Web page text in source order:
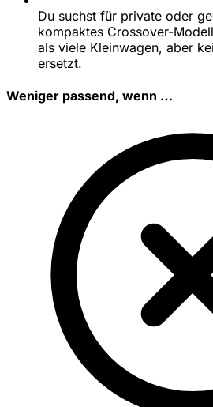
Du suchst für private oder
kompaktes Crossover-
als viele Kleinwagen, aber
ersetzt.
Weniger passend, wenn …